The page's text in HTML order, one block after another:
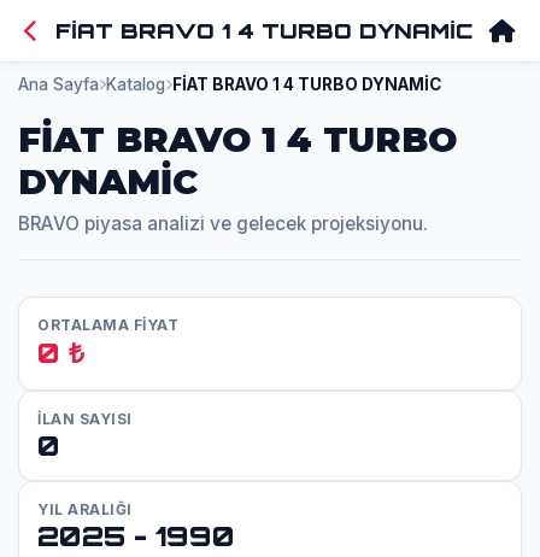
FİAT BRAVO 1 4 TURBO DYNAMİC
Ana Sayfa Katalog FİAT BRAVO 1 4 TURBO DYNAMİC
FİAT BRAVO 1 4 TURBO
DYNAMİC
BRAVO piyasa analizi ve gelecek projeksiyonu.
ORTALAMA FİYAT
0 ₺
İLAN SAYISI
0
YIL ARALIĞI
2025 - 1990